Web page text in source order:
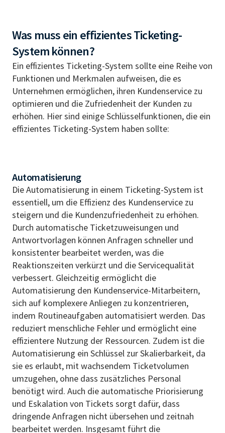
Was muss ein effizientes Ticketing-
System können?
Ein effizientes Ticketing-System sollte eine Reihe von
Funktionen und Merkmalen aufweisen, die es
Unternehmen ermöglichen, ihren Kundenservice zu
optimieren und die Zufriedenheit der Kunden zu
erhöhen. Hier sind einige Schlüsselfunktionen, die ein
effizientes Ticketing-System haben sollte:
Automatisierung
Die Automatisierung in einem Ticketing-System ist
essentiell, um die Effizienz des Kundenservice zu
steigern und die Kundenzufriedenheit zu erhöhen.
Durch automatische Ticketzuweisungen und
Antwortvorlagen können Anfragen schneller und
konsistenter bearbeitet werden, was die
Reaktionszeiten verkürzt und die Servicequalität
verbessert. Gleichzeitig ermöglicht die
Automatisierung den Kundenservice-Mitarbeitern,
sich auf komplexere Anliegen zu konzentrieren,
indem Routineaufgaben automatisiert werden. Das
reduziert menschliche Fehler und ermöglicht eine
effizientere Nutzung der Ressourcen. Zudem ist die
Automatisierung ein Schlüssel zur Skalierbarkeit, da
sie es erlaubt, mit wachsendem Ticketvolumen
umzugehen, ohne dass zusätzliches Personal
benötigt wird. Auch die automatische Priorisierung
und Eskalation von Tickets sorgt dafür, dass
dringende Anfragen nicht übersehen und zeitnah
bearbeitet werden. Insgesamt führt die